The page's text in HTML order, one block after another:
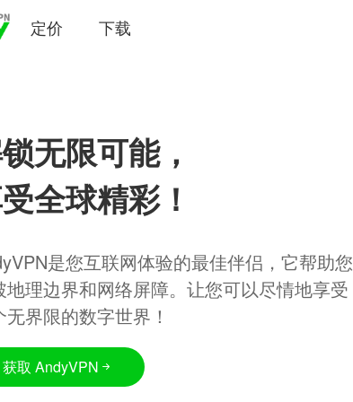
定价 下载
无限可能，
全球精彩！
是您互联网体验的最佳伴侣，它帮助您
地理边界和网络屏障。让您可以尽情地享受
无界限的数字世界！
获取 AndyVPN